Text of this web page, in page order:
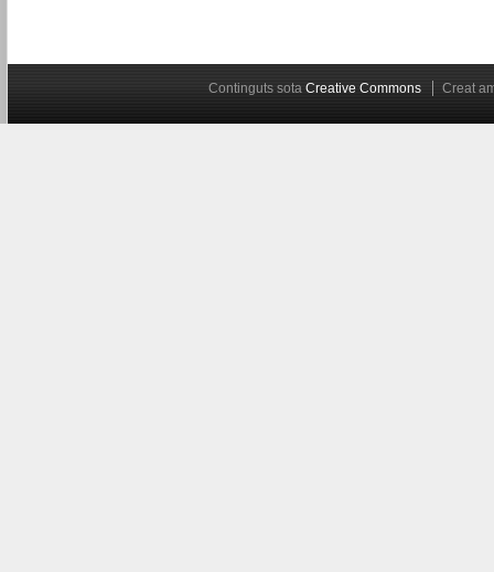
Continguts sotaCreative Commons Creat